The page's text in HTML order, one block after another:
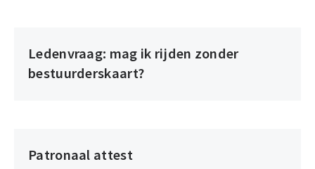
Ledenvraag: mag ik rijden zonder
bestuurderskaart?
Patronaal attest